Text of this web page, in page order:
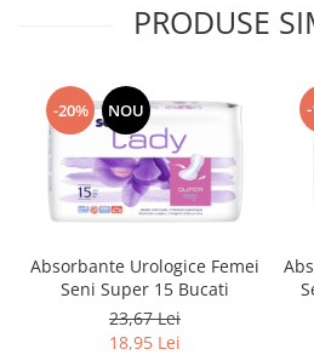
PRODUSE
-20% NOU
Absorbante Urologice Femei
Seni Super 15 Bucati
23,67 Lei
18,95 Lei